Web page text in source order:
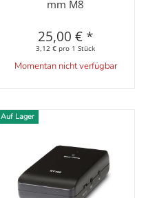
mm M8
25,00 € *
3,12 € pro 1 Stück
Momentan nicht verfügbar
Auf Lager